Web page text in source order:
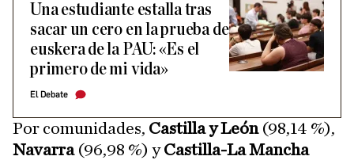
Una estudiante estalla tras
sacar un cero en la prueba de
euskera de la PAU: «Es el
primero de mi vida»
El Debate
Por comunidades, Castilla y León (98,14 %),
Navarra (96,98 %) yCastilla-La Mancha